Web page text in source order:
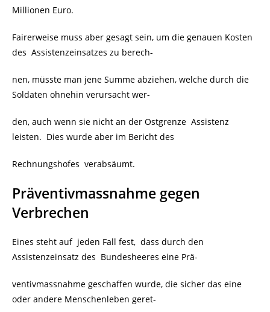
Millionen Euro.
Fairerweise muss aber gesagt sein, um die genauen Kosten
des Assistenzeinsatzes zu berech-
nen, müsste man jene Summe abziehen, welche durch die
Soldaten ohnehin verursacht wer-
den, auch wenn sie nicht an der Ostgrenze Assistenz
leisten. Dies wurde aber im Bericht des
Rechnungshofes verabsäumt.
Präventivmassnahme gegen
Verbrechen
Eines steht auf jeden Fall fest, dass durch den
Assistenzeinsatz des Bundesheeres eine Prä-
ventivmassnahme geschaffen wurde, die sicher das eine
oder andere Menschenleben geret-